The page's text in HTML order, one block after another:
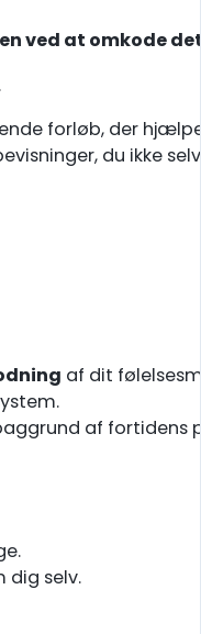
ved at omkode
forløb, der
du ikke
af dit
af fortidens
dig selv.